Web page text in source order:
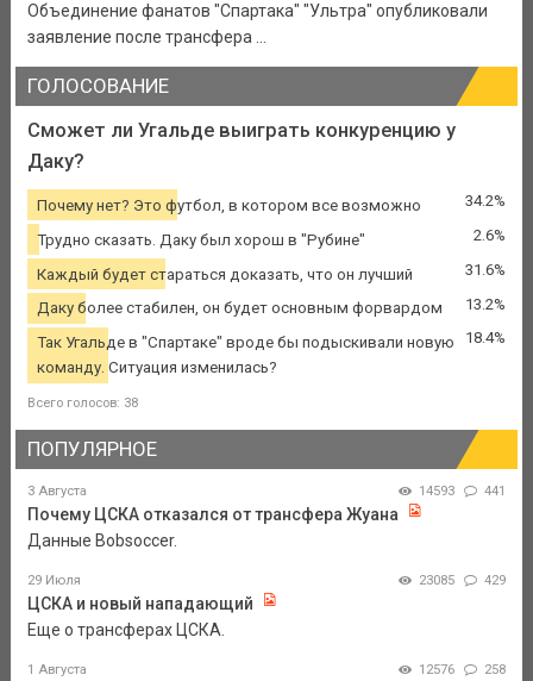
Объединение фанатов "Спартака" "Ультра" опубликовали
заявление после трансфера ...
ГОЛОСОВАНИЕ
Сможет ли Угальде выиграть конкуренцию у
Даку?
Почему нет? Это футбол, в котором все возможно 34.2%
Трудно сказать. Даку был хорош в "Рубине" 2.6%
Каждый будет стараться доказать, что он лучший 31.6%
Даку более стабилен, он будет основным форвардом 13.2%
Так Угальде в "Спартаке" вроде бы подыскивали новую
команду. Ситуация изменилась?
18.4%
Всего голосов: 38
ПОПУЛЯРНОЕ
3 Августа 14593 441
Почему ЦСКА отказался от трансфера Жуана
Данные Bobsoccer.
29 Июля 23085 429
ЦСКА и новый нападающий
Еще о трансферах ЦСКА.
1 Августа 12576 258